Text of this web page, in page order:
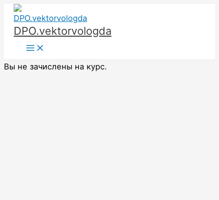
Перейти
содержимому
DPO.vektorvologda
Main
Вы не зачислены на курс.